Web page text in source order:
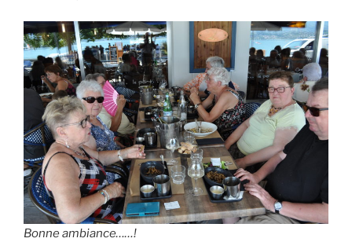
Bonne ambiance……!